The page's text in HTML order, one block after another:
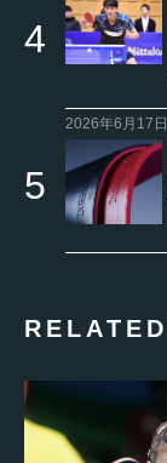
2026年6月17日
RELATED